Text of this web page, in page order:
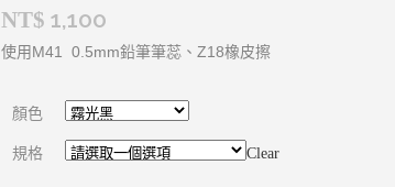
NT$ 1,100
使用M41 0.5mm鉛筆筆蕊、Z18橡皮擦
顏色
規格 Clear